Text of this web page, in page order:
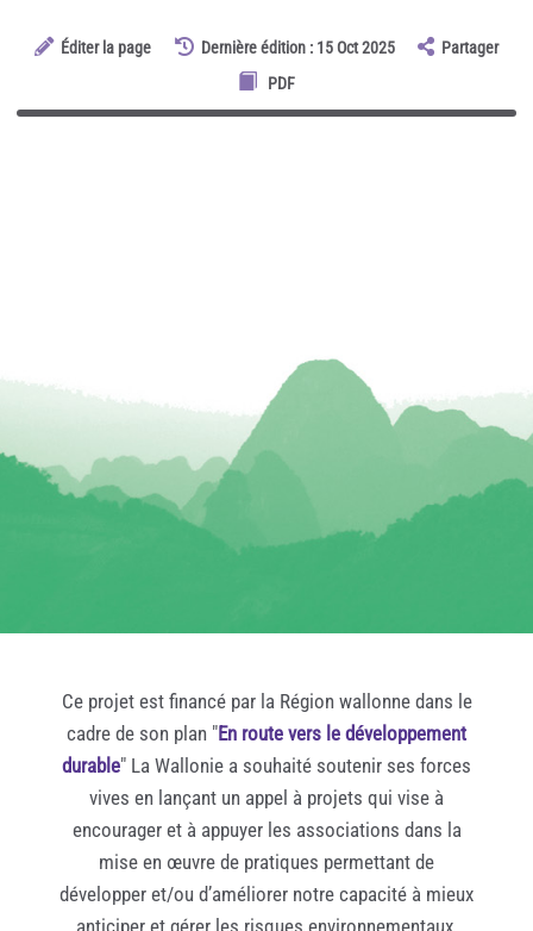
Éditer la page Dernière édition : 15 Oct 2025
Partager
PDF
Ce projet est financé par la Région wallonne dans le
cadre de son plan "En route vers le développement
durable" La Wallonie a souhaité soutenir ses forces
vives en lançant un appel à projets qui vise à
encourager et à appuyer les associations dans la
mise en œuvre de pratiques permettant de
développer et/ou d’améliorer notre capacité à mieux